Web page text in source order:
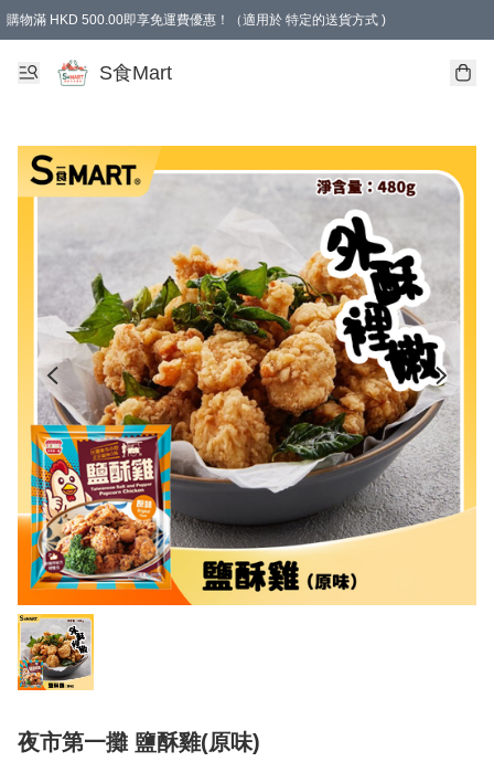
購物滿 HKD 500.00即享免運費優惠！（適用於 特定的送貨方式 )
S食Mart
夜市第一攤 鹽酥雞(原味)